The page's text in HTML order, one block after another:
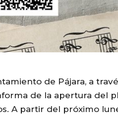
de Pájara, a
de la apertura del
A partir del próximo